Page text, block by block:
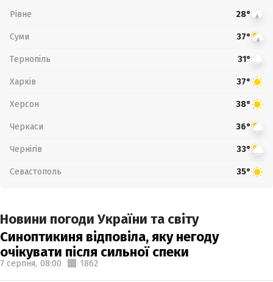
Рівне 28°
Суми 37°
Тернопіль 31°
Харків 37°
Херсон 38°
Черкаси 36°
Чернігів 33°
Севастополь 35°
Новини погоди України та світу
Синоптикиня відповіла, яку негоду
очікувати після сильної спеки
7 серпня, 08:00 1862